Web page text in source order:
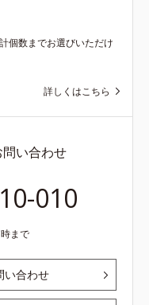
個数までお選びいただけ
詳しくはこちら
い合わせ
010
まで
い合わせ